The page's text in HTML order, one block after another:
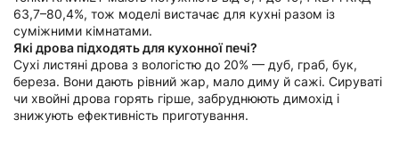
63,7–80,4%, тож моделі вистачає для кухні разом із
суміжними кімнатами.
Які дрова підходять для кухонної печі?
Сухі листяні дрова з вологістю до 20% — дуб, граб, бук,
береза. Вони дають рівний жар, мало диму й сажі. Сируваті
чи хвойні дрова горять гірше, забруднюють димохід і
знижують ефективність приготування.